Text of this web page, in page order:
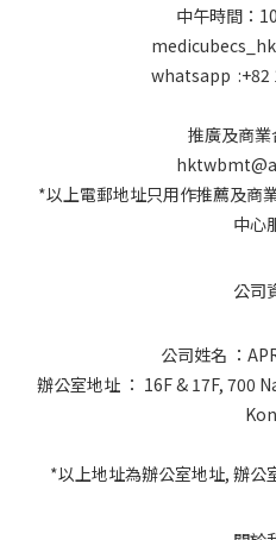
中午時間：
whatsapp :+82
推廣及商業
*以上電郵地址只用作推薦及商
中心
公司
公司姓名 ：
辦公室地址 ： 16F & 17F, 700
*以上地址為辦公室地址, 辦公